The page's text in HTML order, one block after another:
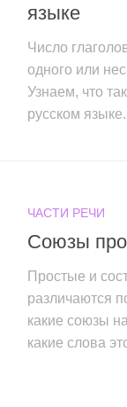
языке
Число
одного или
Узнаем, что
русском
ЧАСТИ РЕЧИ
Союзы
Простые и
различаются
какие союзы
какие слова